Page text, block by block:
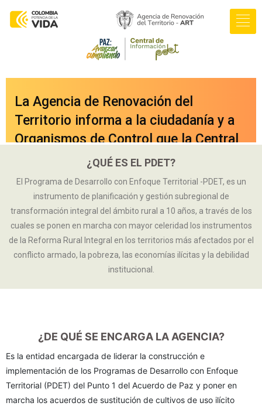
La Agencia de Renovación del
Territorio informa a la ciudadanía y a
Organismos de Control que la Central
de Información PDET ya cuenta con
una nueva versión integrada a nuestro
portal web
oficialwww.renovacionterritorio.gov.co
/central-pdet, a la cual se puede
acceder directamente haciendo clic
Por lo tanto, este sitio web
de información previa al mes de julio
¿QUÉ ES EL PDET?
El Programa de Desarrollo con Enfoque Territorial -PDET, es un
instrumento de planificación y gestión subregional de
transformación integral del ámbito rural a 10 años, a través de los
cuales se ponen en marcha con mayor celeridad los instrumentos
de la Reforma Rural Integral en los territorios más afectados por el
conflicto armado, la pobreza, las economías ilícitas y la debilidad
institucional.
¿DE QUÉ SE ENCARGA LA AGENCIA?
Es la entidad encargada de liderar la construcción e
implementación de los Programas de Desarrollo con Enfoque
Territorial (PDET) del Punto 1 del Acuerdo de Paz y poner en
marcha los acuerdos de sustitución de cultivos de uso ilícito